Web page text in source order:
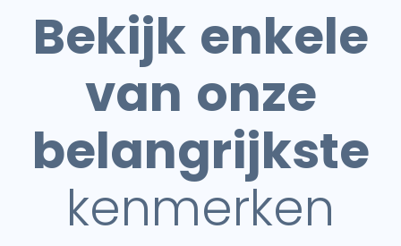
Bekijk enkele
van onze
belangrijkste
kenmerken